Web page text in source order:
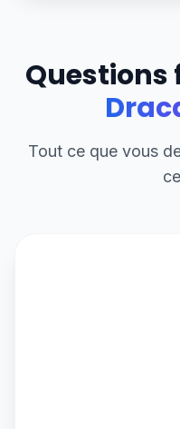
Questions
Tout ce que vous